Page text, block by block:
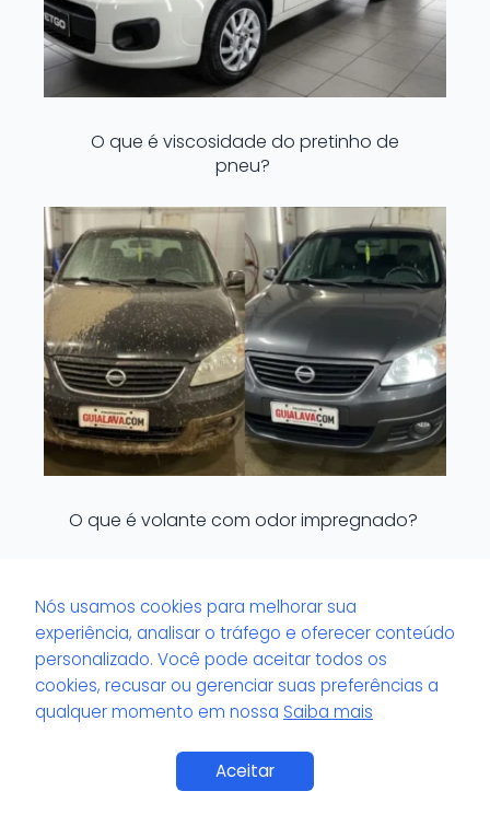
O que é viscosidade do pretinho de
pneu?
O que é volante com odor impregnado?
Nós usamos cookies para melhorar sua
experiência, analisar o tráfego e oferecer conteúdo
personalizado. Você pode aceitar todos os
cookies, recusar ou gerenciar suas preferências a
qualquer momento em nossa Saiba mais
AceitarSaiba Mais